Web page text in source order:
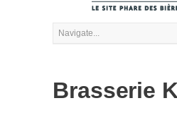
Brasserie